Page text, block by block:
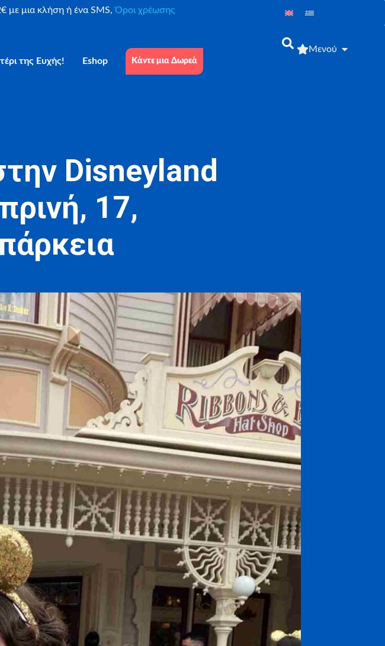
με μια κλήση ή ένα SMS,Όροι χρέωσης
της Ευχής! Eshop Κάντε μια Δωρεά
Μενού
Disneyland
17,